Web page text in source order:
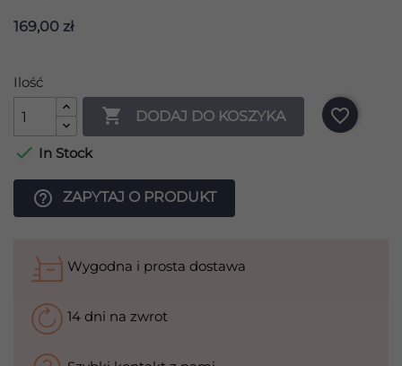
169,00 zł
Ilość
 DODAJ DO KOSZYKA
favorite_border
 In Stock
help_outline ZAPYTAJ O PRODUKT
Wygodna i prosta dostawa
14 dni na zwrot